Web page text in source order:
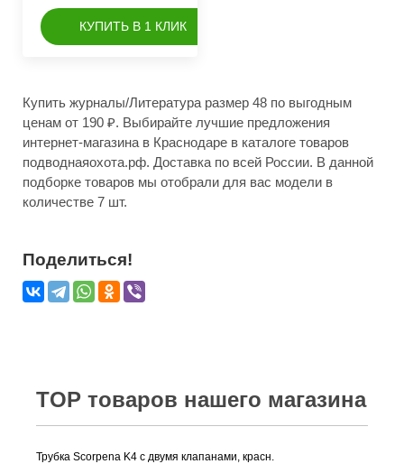
КУПИТЬ В 1 КЛИК
Купить журналы/Литература размер 48 по выгодным
ценам от 190 ₽. Выбирайте лучшие предложения
интернет-магазина в Краснодаре в каталоге товаров
подводнаяохота.рф. Доставка по всей России. В данной
подборке товаров мы отобрали для вас модели в
количестве 7 шт.
Поделиться!
TOP товаров нашего магазина
Трубка Scorpena K4 c двумя клапанами, красн.